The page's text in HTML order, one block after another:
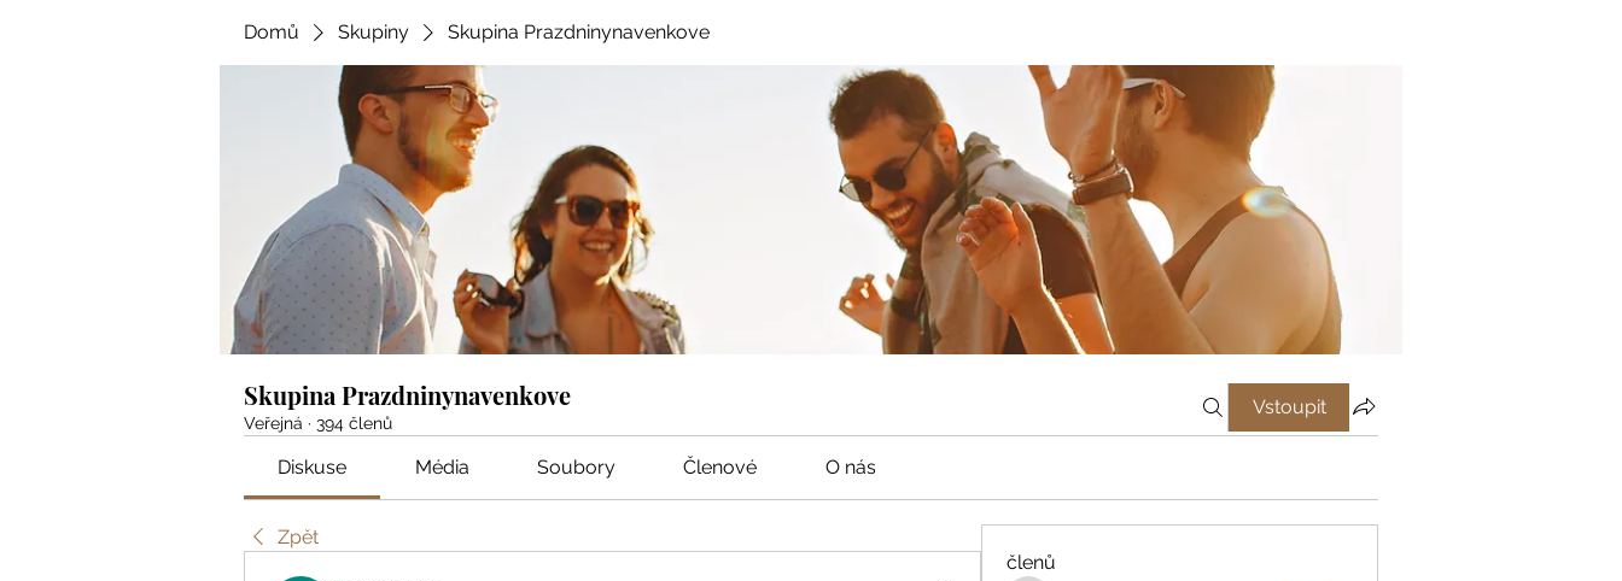
Domů Skupiny Skupina Prazdninynavenkove
Skupina Prazdninynavenkove
Veřejná · 394 členů
Vstoupit
Diskuse Média Soubory Členové O nás
Zpět
členů